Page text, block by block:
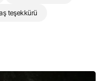
teşekkürü